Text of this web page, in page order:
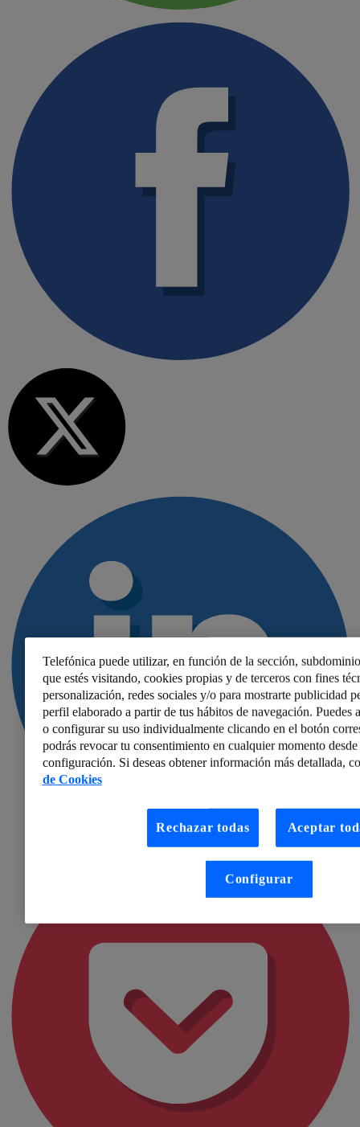
Telefónica puede utilizar, en función de la sección,
que estés visitando, cookies propias y de terceros con fines
personalización, redes sociales y/o para mostrarte publicidad
perfil elaborado a partir de tus hábitos de navegación. Puedes
o configurar su uso individualmente clicando en el botón
podrás revocar tu consentimiento en cualquier momento
configuración. Si deseas obtener información más detallada,
de Cookies
Rechazar todas Aceptar
Configurar